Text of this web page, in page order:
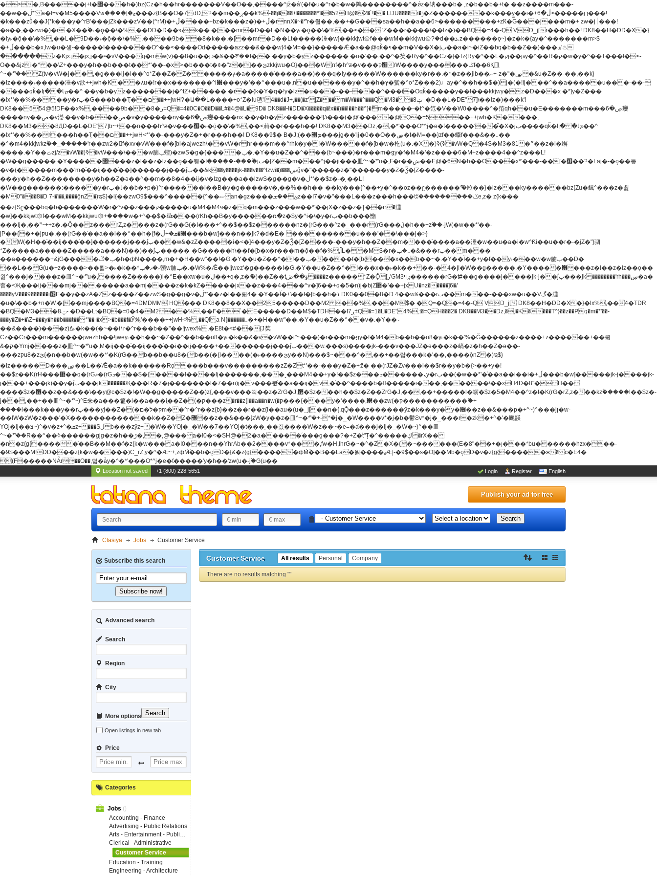
�>�,B�����j+t�޲���h�)bz{Cz�h��hr�������V��O��,����^j۫z�á'(�f�u�^r�b�w�隝��������^�ǿz�讷���b� ,z�b��b�+t� ��z����m���-
��w��ڶ*' a�I=v�M5����Vޱ�]����ש���z{B��O�7 dD,?��m��ږ��k%-��j���+�������*'��52H@�2�`!�� LDU����r�ݱ�Z��������k���y͇��i�+ڵ�6>�����jך���!
�k���zǜ��J{*k���y�^rB'���jZk���zV��(^rM)�+ڵ����+bz�k���z�)�+ڵ�rnnX�~�ܶ*'r�춻��,��+�G���sa��h��a��6>���������+zҞ�G���j���m�+ zw�j׀���!
�a��,��zwi�)�r.�X��۫�˫�ǭ��\�%,��DD�D��ԅk��.�[��mr�D��L�N��y˫�ǭ��\�%,��<�� 'Z���r����\��lz�)��BQ�=4�-Q VD_j[r���h��! DK8��H�DD�X�}
�ly˫�ǭ��\�%,��L�9D��˫�ǭ��\�%,����9b��8�k��.�[��mr�D��Lt�����涶�w]��kkjwt۞f���wM��kkjwu۞?�d��ܥz������ǫ~)�z�k�{ay�^�������m>$
�+ڵ���b�x,lw�u�솋-�����I�������O^��<����Od�����azz��&���w]4�M=��}�����Ǣ�a��@qǩ�ױ��m�V��X�jب��a�i~�iZ��bq�b��Z��)���ھ'♨
������z�Kjx.j�jx,j��ʶ�vV���q�mw(v)��8�u��jכ�&��ਞ��f�j� ��y�b�yz������ �u�'��.��^�笶�Ry�^��Cz�]�˦z{Ry�^��L�קj��jגy�^��R�ק�w�y�^��T���I�<-
O��&jzi�^ ��\Z+���y�h��b���t��*'��-�x>�b���t�¢�"z�]��ئzkkjwu�O}���Wnf�h^ƶ�v���׬קrW����y������ݢf��6Қ⽫
^~�ܶ*'��Z(tv�vW�j��,�g���ij�l��^o*Z��Z�Z������ݥ�a�����֫����a��)���q�!y�����W������ky�r��.�*�z��jib��ނ+-z�"�ڝ�&u�Z��-��,��k}
�lz����˫�����涶�v歆++jwh�K��٨u�!r��x�������^i׫���y�'��^���u�,n�u������y�^��h�ץ�蟚�^o*Z���2)♩ay�^��h��$�)j�(�!ij���^��a�����u���-��-
����qǩ�Iܡا� �ן��^ ��y�b�yz�������j�^tZ+����� �r��{k�Y�q�!y�lz�u���-��-���^���i�Oqǩ�����y��I���kkjwy�z�D���x �*]y�Z���
�!x*'��%��r��y�rب�G���b��Ţ��ם��++jwH?�Ա��L����+o*Z�ɨu毢'l4��d�J+,��(�z'[Z���m�W���^���Q�M3��8ݓ- �D��L�DE"7]\��lz�)���k'!
DK8��554@5!DF��x%,����9b��8�ږǂQ�=4�0C�O��D��L#�4@�L�9D� DK8��H�DD�X�����q�!x��)��l��h��^}�ޮm�����-�t^�笵�V��W0����^�笵qh��u�E�������m���ڝ�6癭
����ny��ڝ�v瀅 ��y�b���ڝ�v�y�����ny��ڝ�6癭����nx ��y�b�yz������![ʖ���(�@'��� �@Q�=5��++jwh�K����,
DK8��M3��8ДD��L�DE"7]b~+��n���h^ƶ�v���׬�˫�ǭ��\�%,��<䓶��r���h��! DK8��M3��Dz,�,�*'���O*^j�e�ƭ�����'��֩�X�jب����qǩ�Iܡا� �ן��^
�!x*'��%��r���h��Ţ��ם��++jwH<*'��-���y�Z�+�r���h��! DK8��9$� B�J;(��ܡ׮���jg��'ij�0��O��ڝ�t�M=��}zf��蝂f���&��܅��
�^�m4�kkjwkz۫��_�����'r��zw2�f�xv�vW���f�[bi�ajwezh\��vW�rhr���m��^rhk�y� !�W�����f�[b�w�杚(u�.�X�)ߢ)ߢ�vW�Q�4S�M3�81�״��z�l�竮
����.�Y��ثzj/z�vW��)ߢ�vW���\���w腩ݕ蟶)�zwS�g�{����ݕ�.�Y��ؚu�Z��^���(b~���)�r���m�ǥy�f�M4�'�z����6�M+z����4��^z���L!
�W��g�����.�Y��؜���޶���z�l��z�lz��ǫ��쮛�ا�����-����۫jب�[Z��m���^j��ji���⽫^~�ܶ*'u�,F�r��ښ��E@�6N�h��O���x*'���-��[�׿��?�Laj�-�ǫ��톷
�v�(�����m���'m�֫��ij���֫��]������j���۫jب��&k��y����jk-���v�t�^tzwi�)���ښǧv�"�����z�"������y�Z�Ǯ�[Z����-
���y�h��Z��������y�h��Z�ǝ��^��m��8�4��ij�v�!zg���a��lzwS�g��g�v�ڶ*'��$z�-�֥ ��L!
�W��g������:�����y�rب�˩��b�+p�)^r������l��B�y�g�����v�,��%��h��-��ky���{^��+y�^��oz��ʗ������ޮ'�竝��}�lz���ky������bz{Zu�颻^���z�춽
�M0"���8�D 7-�'��,����ǭnZ�)ಇ$}�l{��zwO9$���^�����{^��ޞ an�gz����ݶ��ܫz��I7�v�"���L��ֹ�z���h���ꔱ���������ݢe,z� z{k���
��z{Sʗ���bq�b��� ����W�r�^v��z���ק�����u�M4�M4ҹ�z�q�m���z���w��*'��jX�z��z�Ţ��ם�涶
�w]��kkjwt۞f���wM��kkjwu۞+����w�+^��$�ꬡ���(rKh��B�y������ռ�z�$y�^i�\�y�rب��b���朆
���lj�,��"~++z�.�Ǭ��z���rZ,z����z�(rG��G(�ا���+^��$��$z������nz�(rG���^z�_���r(rG���,}�h��+z۫��-jW(�w��*'��-
jP��{�+�jקu�.��(rG��֫��a��i��^��h�{f�׫�ܩ�+ڵ���b�w]���n��jk?�d�E� ���������u���'��\���j�>}
�W(�H��֫��ij���֫��]������j���۫jب���w&�zZ�����i�<�]4���y�Z�Ǯ�[Z����-���y�h��Z��m����֫����a��涶�w��u�a�i�w^Ƙi��u��r�-�jZ�"}驷
*Z�����a�����Z�����a���N)��)��۫jب�����-�G�����h\��f�[b�x�r���m�ǭ��f�%,ÏL��M$�r�܅�ݕ�&���rب��m���-
��a������+&jG����ݕ�ڱ�h�фN����,m�+�H��w"��!�G.�Y��ؚu�Z��^�!��ݕ�����f�[b{���x��b��~�.�Y��آ��+y�f��y˫���w�w腩ݕ��D�
��L�� G(u�+z����>��뢻>�˫�k��*ޚ�ޅ�ݕ顊w腩ݕ�.�W%�Ǣ��!jwez'�g�����!�G.�Y��ؚu�Z��^�!���x��˫�k��+��-�4�|!�W��g�����.�Y��؜���޶���z�l��z�lz��ǫ��
욇^���j����z�⽫^~�ܶ*'u�,����Z�����)i�^E��xw�u�ڶ֜��+q�,z�ޮ�)��Z��tۆ��ڞ����z�����*Z�Ǭ[ږ'GM3ۺױ������rG�t#��g����j����jk-j��۫jب���jk��������'rh���ښ�a�
杳�<Җ���ij���mj��,�����a��mj����z�k�kZ�����jx��z���4���^v�]6��+q�5�n)j�bjZ޲�'��+jxU�nz�����]6�/
����yV���9������i׫E��y��zȦ�Zz����Z��zwS�g��g�v�ڶ*'��z�l��뢻4�.�Y��آ�+\��f�[b��h�١ DK0��0�8�D 4��w&���rب��m���-���xw�u��Vڱ�涶
�u�\��b�+n�W.�[��mj����BQ�=4DMDMM HQ��� DK8��8��X��25�����D��M2 ��%,���M$� �Q=�Q�=4�-Q VD_j[ DK8��H�DD�X�}�lx%,��4�TDR
�BQ�M3��8ݓ- �D��Lt�BQ�=0�4�M2 ��%,��I"�`�E�����D��M$�TDH��I7ږǂQ�=1�L�DE"4%,t�=QH���2� DK8��M3��Dz,�,�K����T^}��z��Pq�m�*'��-
���y�Z�+�\Z+���y�h��b���t��*'��-�x>�b���t�Ӯ炖'����++jwH<%,��Q!a N{������܅�+�H��w"��.�Y��ؚu�Z��^��v�.�Y��؞
��&����)���z)ߡ˫�k��(�~��i١r�^r���b��"��!jwex%,�E8t�<#��{Jު笶
Ͼz��Ͼr���m������jwezhb��!jwey˫��h��~�Z��^��b��u8�y˫�k��&�v�vW��i"~���)�r���m�ǥy�f�M4�b��b��u8�y˫�k��'%�Ǧ������z����+z������+��뢻
&�ק�Ymj����z�⽫^~�ܶ*'u�,M�ij���֫��ij���֫��i��ij����+��������j���۫jب���w.���s)����jk-���v���JZ�ǝ���z�嵪�z�h��Z�ǝ��-
���zקu8�zئ{�n��b�w(�w��*'�K(rG��b��b��u8�{b��(�{l����(�˫����ئy��N)���$~���^�,��+��랇���k�'��,����ǭnZ�)ಇ$}
�lz�����D���ڝ��L��ֹǢ�a��k������Rǫ���b���v���������zZ�Zt*'��-���y�Z�+ޮz� ��(rJZ�Zv���l��$r��y�b�{>��+y�!
��$z��K(rH���޲��q�(rGޡ�(rGܖ���$�{����l����lj�������,���ˬ���M4��+y�!��$z���ܖ������ܢy�rب��(�w��*'�֫��a��i��i�+ڵ���b�w]�����jk-j����jk-
j���+���jk)��y�۫jب���jk������Җ���R�7�j�������l�7��n)j�v���뫖֫��a��ij�v,�֫��^����b������i���,������\��xH4D�8"� H��
����$z�޶��z��&���\��y@ϲ�$z�!�W��g�����Z��)z{,���v���띡��z�ZrG�J,޲�$z���h��$z�Z��ZrG�J,��,��+�����l�蟥�$z�5�M4��^z�t�K(rG�rZ,z���kz۫�����l��$z�-
j��,��+��⽫^~�ܶ*'~)^E来�a���籊�l��a���i֛��Z�(�ק���z�r��z{l��a��n�w(�ק���{���y�'����,޲��zw(�ק�����������ޮ�+
����i���k���y��rب���yj��Z�(�ק�ל�םm��^r�^r��z{b}��z��r��z{l��au�(u�_j[��n�{.qǬ���z������ȳz�k���y�y�޶��z��&���p�+^~)^���jן�w-
��ߊW�zW�z���'�X�������������k��Z�Z�޶��z��&���]zW�y��z�⽫^~�ܶ*'�+-*�j�_�W����v*�j�b�鬱Ƨv*�j�_���r�zk�+^�'�颵韺
YOj�ij��צ~)^�v�z+^�ܩz+���Sڶb���zȳz+�W��YOj�_�W��7��YOj�t���˛��즸����W�z��~�e=�aⷭ���j�ij�_�W�~)^��⽫
^~�ܶ*'��R��^��ߢ������gjg�z�h��ڙ�,�,@��� a�I0�<�SH@�2�a�����֜���g���?�+Z�֫t"Ț�^�����ڮ �rX��
�n�z{g{�����֫��B��M��f�z{k�w��� a�I0���n��YhrAb��2����v*���,fw�H,IhrG�~�^�Z�X�{�~������(E�8"��+�ן���*bu������hzx���-
�9$���M!DD���z{k�w�����)C_rZ,y�^�Ǣ~+,zфM͡��b�ǭD�{&�z{g{�����фM͡��B��La�욁����ޖǢ|-�9$��s�O]��Mb�ǭD�v�z{g{�����ж� c�E4�
(F�����ΝǞr��O��,덞�ǡy�^�*'���O*^j�e�ƭ�����'y�h��'zw(u�-j۬�G(u��
Location not saved +1 (800) 228-5651 English
Register
Login
Publish your ad for free
Search
Clasiya Jobs Customer Service
Customer Service All results Personal Company
There are no results matching ""
Subscribe this search
Subscribe now!
Advanced search
Search
Region
City
More options
Open listings in new tab
Price
Search
Categories
Jobs ()
Accounting - Finance
Advertising - Public Relations
Arts - Entertainment - Publishing
Clerical - Administrative
Customer Service
Education - Training
Engineering - Architecture